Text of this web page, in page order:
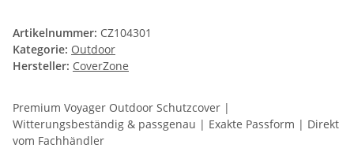
Artikelnummer: CZ104301
Kategorie: Outdoor
Hersteller: CoverZone
Premium Voyager Outdoor Schutzcover |
Witterungsbeständig & passgenau | Exakte Passform | Direkt
vom Fachhändler